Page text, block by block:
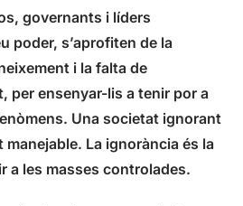
governants i líders
poder, s’aprofiten de la
i la falta de
per ensenyar-lis a tenir por a
Una societat ignorant
La ignorància és la
a les masses controlades.